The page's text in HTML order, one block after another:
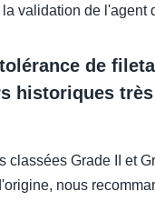
validation de l'agent
de
historiques
classées Grade II et
nous